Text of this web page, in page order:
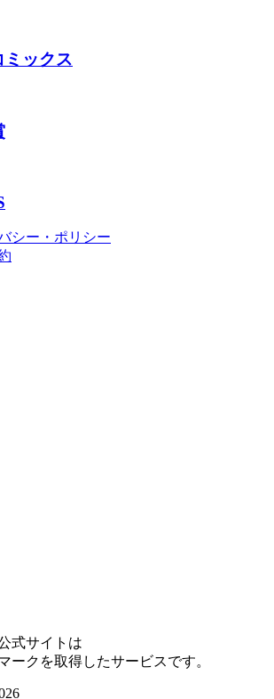
ミックス
シー・ポリシー
式サイトは
ークを取得したサービスです。